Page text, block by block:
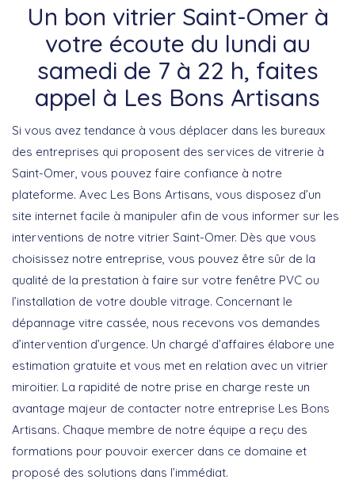
Un bon vitrier Saint-Omer à
votre écoute du lundi au
samedi de 7 à 22 h, faites
appel à Les Bons Artisans
Si vous avez tendance à vous déplacer dans les bureaux
des entreprises qui proposent des services de vitrerie à
Saint-Omer, vous pouvez faire confiance à notre
plateforme. Avec Les Bons Artisans, vous disposez d’un
site internet facile à manipuler afin de vous informer sur les
interventions de notre vitrier Saint-Omer. Dès que vous
choisissez notre entreprise, vous pouvez être sûr de la
qualité de la prestation à faire sur votre fenêtre PVC ou
l’installation de votre double vitrage. Concernant le
dépannage vitre cassée, nous recevons vos demandes
d’intervention d’urgence. Un chargé d’affaires élabore une
estimation gratuite et vous met en relation avec un vitrier
miroitier. La rapidité de notre prise en charge reste un
avantage majeur de contacter notre entreprise Les Bons
Artisans. Chaque membre de notre équipe a reçu des
formations pour pouvoir exercer dans ce domaine et
proposé des solutions dans l’immédiat.